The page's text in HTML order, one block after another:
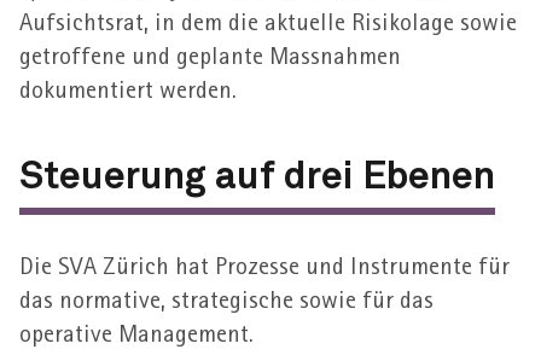
Aufsichts­rat, in dem die aktuelle Risiko­lage sowie
getroffene und geplante Massnahmen
dokumentiert werden.
Steuerung auf drei Ebenen
Die SVA Zürich hat Prozesse und Instrumente für
das normative, strategische sowie für das
operative Management.